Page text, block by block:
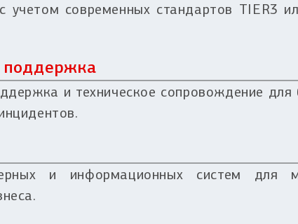
современных стандартов TIER3
поддержка
и техническое сопровождение
и информационных систем для